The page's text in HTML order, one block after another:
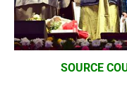
SOURCE